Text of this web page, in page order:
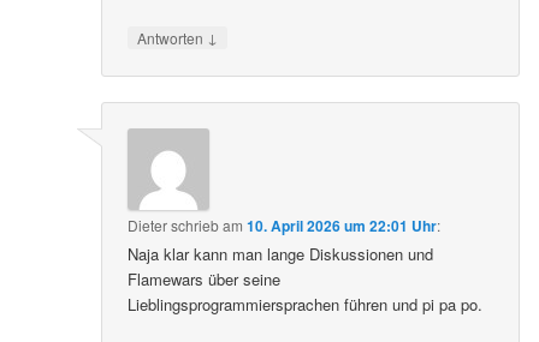
Antworten ↓
Dieterschriebam10. April 2026 um 22:01 Uhr:
Naja klar kann man lange Diskussionen und
Flamewars über seine
Lieblingsprogrammiersprachen führen und pi pa po.